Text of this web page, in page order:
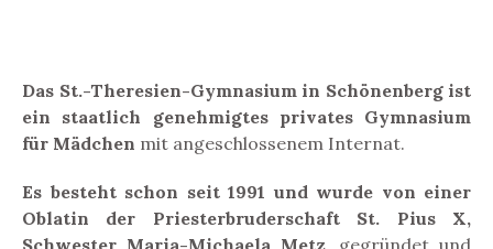
Das St.-Theresien-Gymnasium in Schönenberg ist
ein staatlich genehmigtes privates Gymnasium
für Mädchen mit angeschlossenem Internat.
Es besteht schon seit 1991 und wurde von einer
Oblatin der Priesterbruderschaft St. Pius X,
Schwester Maria-Michaela Metz, gegründet und